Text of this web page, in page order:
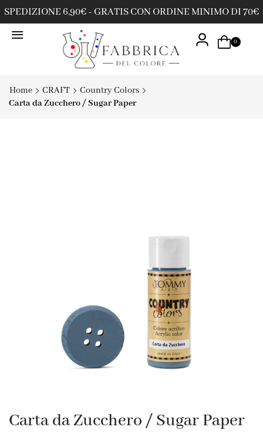
SPEDIZIONE 6,90€ - GRATIS CON ORDINE MINIMO DI 70€
0
Home CRAFT
Country Colors
Carta da Zucchero / Sugar Paper
Carta da Zucchero / Sugar Paper